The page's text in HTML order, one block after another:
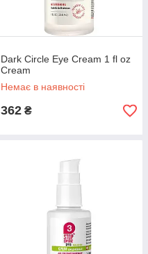
Dark Circle Eye Cream 1 fl oz
Cream
Немає в наявності
362 ₴